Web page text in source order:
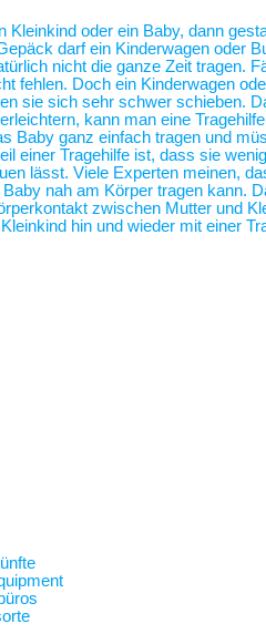
Kleinkind oder ein Baby, dann
darf ein Kinderwagen oder
nicht die ganze Zeit tragen.
fehlen. Doch ein Kinderwagen
sie sich sehr schwer schieben.
kann man eine
Baby ganz einfach tragen und
einer Tragehilfe ist, dass sie
lässt. Viele Experten meinen,
nah am Körper tragen kann.
zwischen Mutter und
hin und wieder mit einer